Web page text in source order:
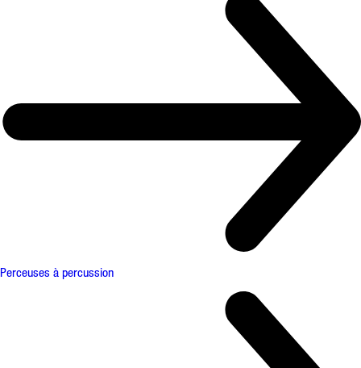
Perceuses à percussion